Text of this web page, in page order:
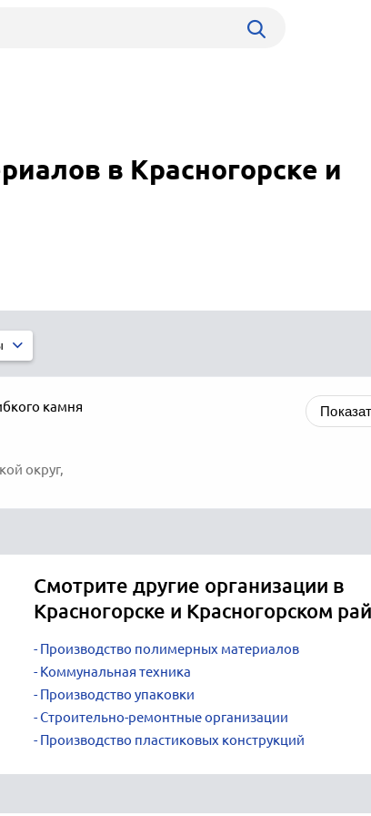
в Красногорске и
камня
округ,
Смотрите другие организации в
Красногорске и Красногорском
Производство полимерных материалов
Коммунальная техника
Производство упаковки
Строительно-ремонтные организации
Производство пластиковых конструкций